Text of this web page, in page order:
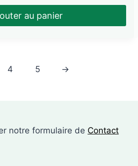
au panier
4 5 →
notre formulaire de Contact